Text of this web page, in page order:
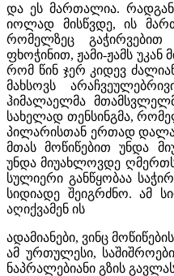
და ეს მართალია. რადგან
იოლად მისწვდე, ის
რომელზეც გაჭირვებით
ფხოჭინით, ჟამი-ჟამს უკან
რომ წინ ჯერ კიდევ
მახსოვს
ჰიმალაელმა
სახელად თენსინგმა,
პილარისთან ერთად
მთას მოწიწებით უნდა
უნდა მიუახლოვდე
სულიერი განწყობაა
სიდიადე შეიგრძნო. ამ
აღიქვამენ ის
ადამიანები, ვინც
ამ ურთულესი,
ნაპრალებიანი გზის